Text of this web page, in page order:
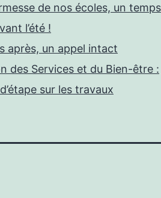
de nos écoles, un temps
l’été !
après, un appel intact
des Services et du Bien-être :
sur les travaux